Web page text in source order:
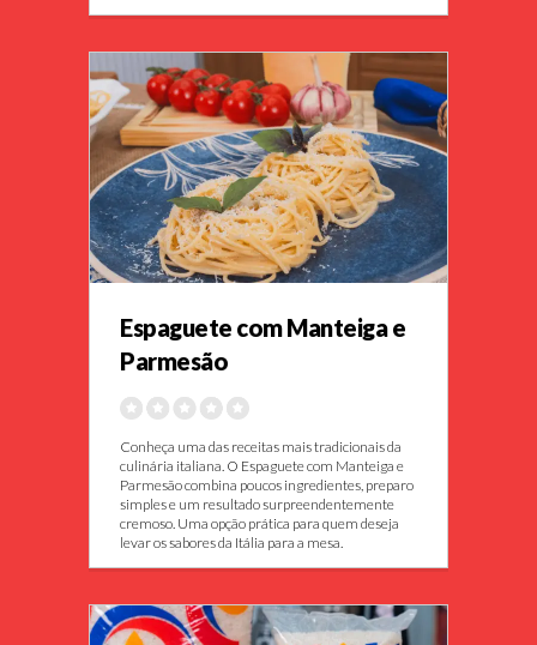
Espaguete com Manteiga e
Parmesão
Conheça uma das receitas mais tradicionais da
culinária italiana. O Espaguete com Manteiga e
Parmesão combina poucos ingredientes, preparo
simples e um resultado surpreendentemente
cremoso. Uma opção prática para quem deseja
levar os sabores da Itália para a mesa.